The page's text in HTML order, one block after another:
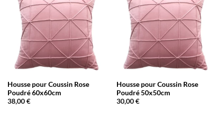
Housse pour Coussin Rose
Poudré 60x60cm
38,00€
Housse pour Coussin Rose
Poudré 50x50cm
30,00€